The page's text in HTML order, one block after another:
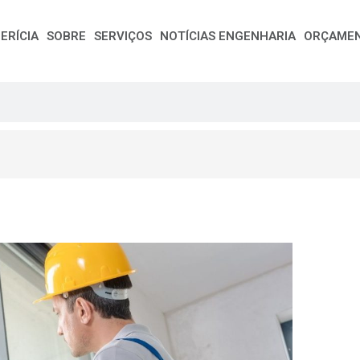
SOBRE SERVIÇOS NOTÍCIAS ENGENHARIA